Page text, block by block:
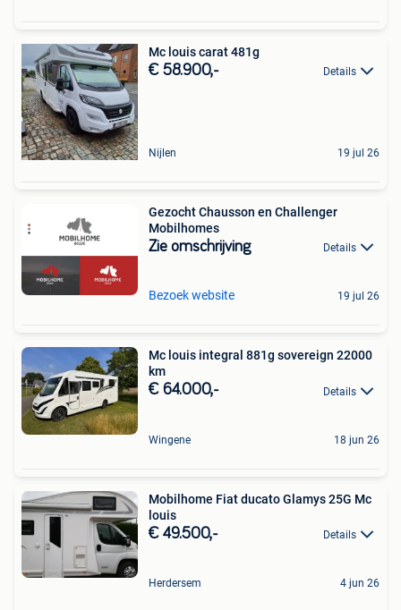
Mc louis carat 481g
€ 58.900,- Details
Nijlen 19 jul 26
Gezocht Chausson en Challenger
Mobilhomes
Zie omschrijving Details
Bezoek website 19 jul 26
Mc louis integral 881g sovereign 22000
km
€ 64.000,- Details
Wingene 18 jun 26
Mobilhome Fiat ducato Glamys 25G Mc
louis
€ 49.500,- Details
Herdersem 4 jun 26